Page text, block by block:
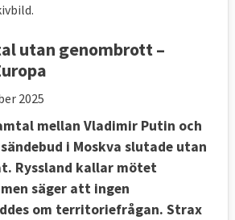
utan genombrott –
2025
mellan Vladimir Putin och
i Moskva slutade utan
Ryssland kallar mötet
säger att ingen
om territoriefrågan. Strax